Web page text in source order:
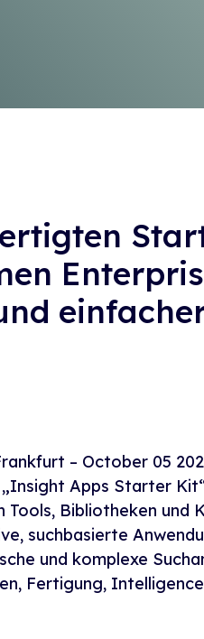
– October 05
Apps Starter
Tools, Bibliotheken und
suchbasierte
und komplexe
Fertigung,